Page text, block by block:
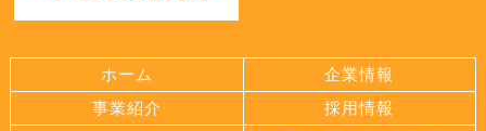
ホーム
企業情報
事業紹介
採用情報